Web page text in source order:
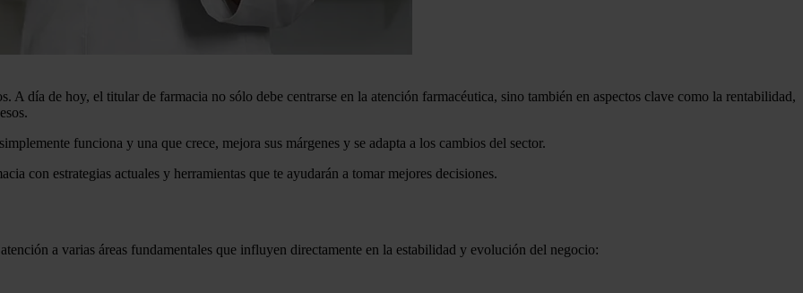
A día de hoy, el titular de farmacia no sólo debe centrarse en la atención farmacéutica, sino también en aspectos clave como la rentabilidad,
funciona y una que crece, mejora sus márgenes y se adapta a los cambios del sector.
con estrategias actuales y herramientas que te ayudarán a tomar mejores decisiones.
a varias áreas fundamentales que influyen directamente en la estabilidad y evolución del negocio: